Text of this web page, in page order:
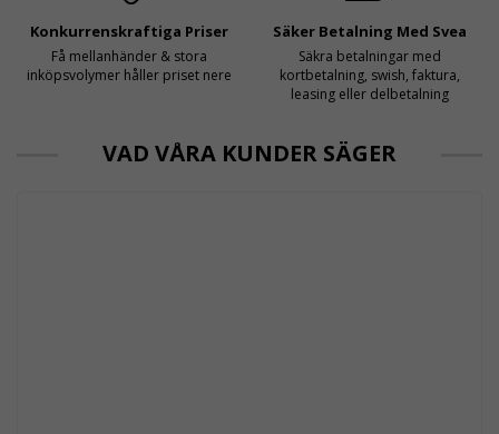
Konkurrenskraftiga Priser
Få mellanhänder & stora
inköpsvolymer håller priset nere
Säker Betalning Med Svea
Säkra betalningar med
kortbetalning, swish, faktura,
leasing eller delbetalning
VAD VÅRA KUNDER SÄGER